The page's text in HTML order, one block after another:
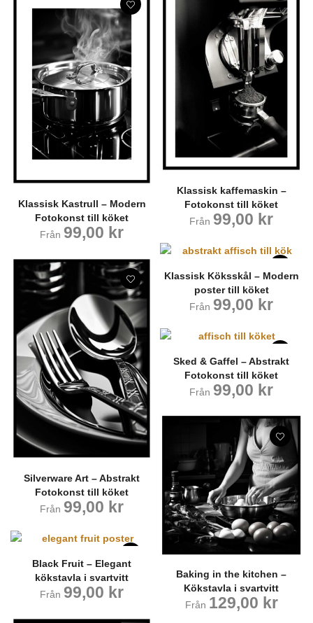
Klassisk kaffemaskin –
Fotokonst till köket
Från 99,00 kr
Klassisk Kastrull – Modern
Fotokonst till köket
Från 99,00 kr
Klassisk Köksskål – Modern
poster till köket
Från 99,00 kr
Silverware Art – Abstrakt
Fotokonst till köket
Från 99,00 kr
Sked & Gaffel – Abstrakt
Fotokonst till köket
Från 99,00 kr
Baking in the kitchen –
Kökstavla i svartvitt
Från 129,00 kr
Black Fruit – Elegant
kökstavla i svartvitt
Från 99,00 kr